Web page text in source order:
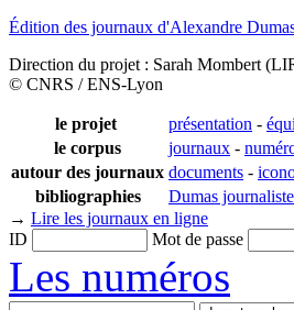
Édition des journaux d'Alexandre
Direction du projet : Sarah Mombert
© CNRS / ENS-Lyon
le projet présentation -
le corpus
journaux -
autour des journaux documents -
bibliographies
Dumas journaliste
→ Lire les journaux en ligne
ID
Mot de passe
Les numéros